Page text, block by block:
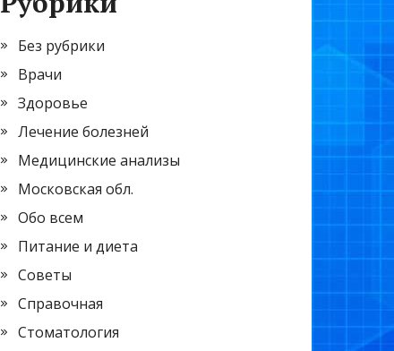
Без рубрики
Врачи
Здоровье
Лечение болезней
Медицинские анализы
Московская обл.
Обо всем
Питание и диета
Советы
Справочная
Стоматология